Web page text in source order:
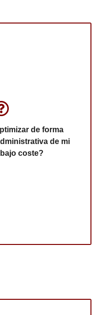
de forma
de mi
coste?
un despacho como el
buscar experiencia,
acertar con la elección